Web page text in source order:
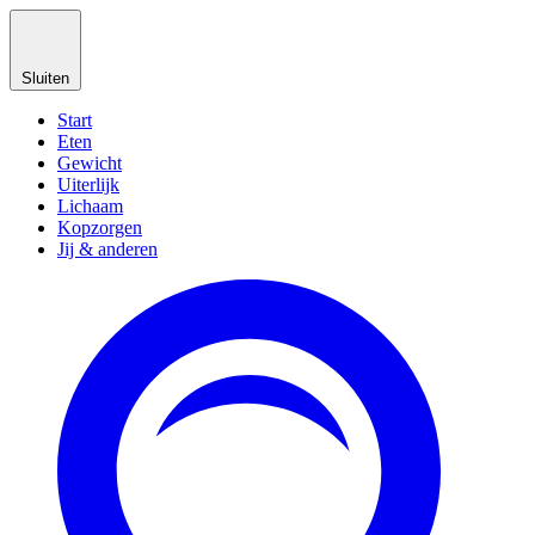
Sluiten
Start
Eten
Gewicht
Uiterlijk
Lichaam
Kopzorgen
Jij & anderen